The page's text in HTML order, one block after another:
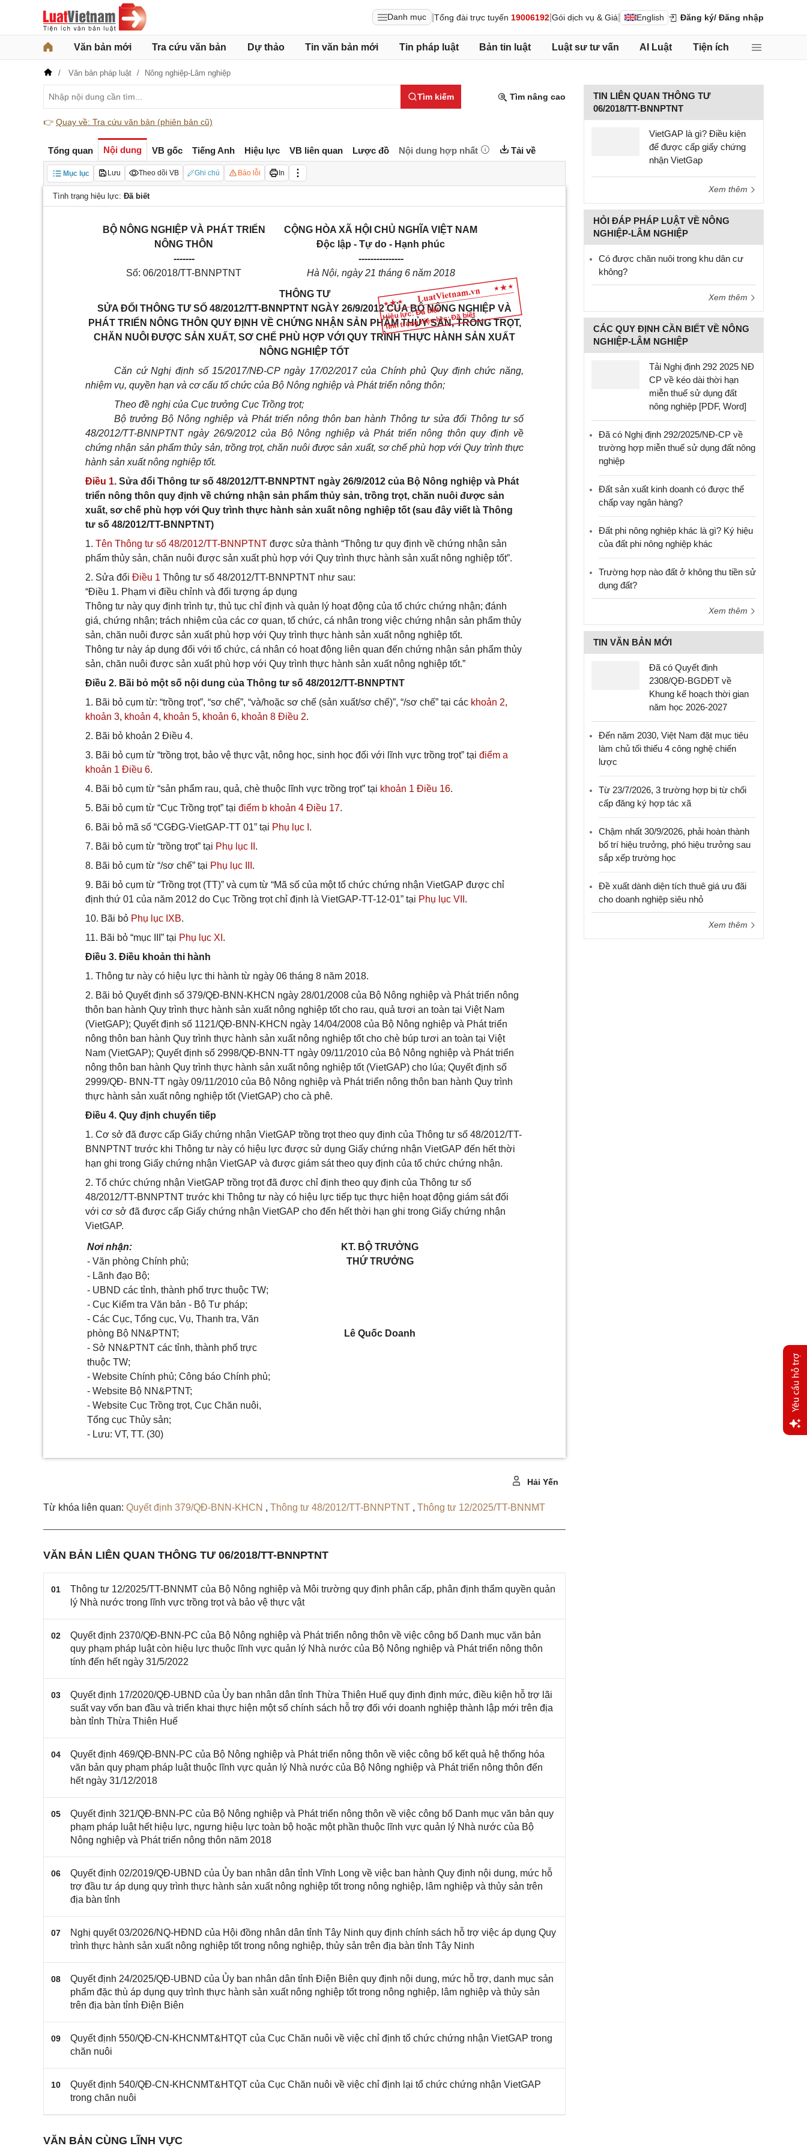
Danh mục Tổng đài trực tuyến 19006192 Gói dịch vụ & Giá English Đăng ký/ Đăng nhập
Văn bản mới Tra cứu văn bản Dự thảo Tin văn bản mới Tin pháp luật Bản tin luật Luật sư tư vấn AI Luật Tiện ích
Văn bản pháp luật Nông nghiệp-Lâm nghiệp
Tìm kiếm Tìm nâng cao
👉 Quay về: Tra cứu văn bản (phiên bản cũ)
Tổng quan Nội dung VB gốc Tiếng Anh Hiệu lực VB liên quan Lược đồ Nội dung hợp nhất Tải về
Mục lục Lưu Theo dõi VB Ghi chú Báo lỗi In
Tình trạng hiệu lực: Đã biết
Hiệu lực: Đã biết
Tình trạng hiệu lực: Đã biết
BỘ NÔNG NGHIỆP VÀ PH ÁT TRI Ể N
NÔNG THÔN
-------
Số: 06/2018/TT-BNNPTNT
CỘNG HÒA XÃ HỘI CHỦ NGHĨA VIỆT NAM
Độc lập - Tự do - Hạnh phúc
---------------
Hà Nội, ngày21 tháng 6năm 2018
THÔNG TƯ
SỬA ĐỔI THÔNG TƯ SỐ 48/2012/TT-BNNPTNT NGÀY 26/9/2012 CỦA BỘ NÔNG NGHIỆP VÀ
PHÁT TRIỂN NÔNG THÔN QUY ĐỊNH VỀ CHỨNG NHẬN SẢN PHẨM THỦY SẢN, TRỒNG TRỌT,
CHĂN NUÔI ĐƯỢC SẢN XUẤT, SƠ CHẾ PHÙ HỢP VỚI QUY TRÌNH THỰC HÀNH SẢN XUẤT
NÔNG NGHIỆP TỐT
Căn cứ Nghị định số 15/2017/NĐ-CP ngày 17/02/2017 của Chính phủ Quy định chức năng,
nhiệm vụ, quyền hạn và cơ cấu tổ chức của Bộ Nông nghiệp và Phát triển nông thôn;
Theo đề nghị của Cục trưởng Cục Trồng trọt;
Bộ trưởng Bộ Nông nghiệp và Phát triển nông thôn ban hành Thông tư sửa đổi Thông tư số
48/2012/TT-BNNPTNT ngày 26/9/2012 của Bộ Nông nghiệp và Phát triển nông thôn quy định về
chứng nhận sản phẩm thủy sản, trồng trọt, chăn nuôi được sản xuất, sơ chế phù hợp với Quy trình thực
hành sản xuất nông nghiệp tốt.
Điều 1. Sửa đổi Thông tư số 48/2012/TT-BNNPTNT ngày 26/9/2012 của Bộ Nông nghiệp và Phát
triển nông thôn quy định về chứng nhận sản phẩm thủy sản, trồng trọt, chăn nuôi được sản
xuất, sơ chế phù hợp với Quy trình thực hành sản xuất nông nghiệp tốt (sau đây viết là Thông
tư số 48/2012/TT-BNNPTNT)
1. Tên Thông tư số 48/2012/TT-BNNPTNT được sửa thành “Thông tư quy định về chứng nhận sản
phẩm thủy sản, chăn nuôi được sản xuất phù hợp với Quy trình thực hành sản xuất nông nghiệp tốt”.
2. Sửa đổi Điều 1 Thông tư số 48/2012/TT-BNNPTNT như sau:
“Điều 1. Phạm vi điều chỉnh và đối tượng áp dụng
Thông tư này quy định trình tự, thủ tục chỉ định và quản lý hoạt động của tổ chức chứng nhận; đánh
giá, chứng nhận; trách nhiệm của các cơ quan, tổ chức, cá nhân trong việc chứng nhận sản phẩm thủy
sản, chăn nuôi được sản xuất phù hợp với Quy trình thực hành sản xuất nông nghiệp tốt.
Thông tư này áp dụng đối với tổ chức, cá nhân có hoạt động liên quan đến chứng nhận sản phẩm thủy
sản, chăn nuôi được sản xuất phù hợp với Quy trình thực hành sản xuất nông nghiệp tốt.”
Điều 2. Bãi bỏ một số nội dung của Thông tư số 48/2012/TT-BNNPTNT
1. Bãi bỏ cụm từ: “trồng trọt”, “sơ chế”, “và/hoặc sơ chế (sản xuất/sơ chế)”, “/sơ chế” tại các khoản 2,
khoản 3, khoản 4, khoản 5, khoản 6, khoản 8 Điều 2.
2. Bãi bỏ khoản 2 Điều 4.
3. Bãi bỏ cụm từ “trồng trọt, bảo vệ thực vật, nông học, sinh học đối với lĩnh vực trồng trọt” tại điểm a
khoản 1 Điều 6.
4. Bãi bỏ cụm từ “sản phẩm rau, quả, chè thuộc lĩnh vực trồng trọt” tại khoản 1 Điều 16.
5. Bãi bỏ cụm từ “Cục Trồng trọt” tại điểm b khoản 4 Điều 17.
6. Bãi bỏ mã số “CGĐG-VietGAP-TT 01” tại Phụ lục I .
7. Bãi bỏ cụm từ “trồng trọt” tại Phụ lục II .
8. Bãi bỏ cụm từ “/sơ chế” tại Phụ lục III .
9. Bãi bỏ cụm từ “Trồng trọt (TT)” và cụm từ “Mã số của một tổ chức chứng nhận VietGAP được chỉ
định thứ 01 của năm 2012 do Cục Trồng trọt chỉ định là VietGAP-TT-12-01” tại Phụ lục VII .
10. Bãi bỏ Phụ lục IXB.
11. Bãi bỏ “mục III” tại Phụ lục XI .
Điều 3. Điều khoản thi hành
1. Thông tư này có hiệu lực thi hành từ ngày 06 tháng 8 năm 2018.
2. Bãi bỏ Quyết định số 379/QĐ-BNN-KHCN ngày 28/01/2008 của Bộ Nông nghiệp và Phát triển nông
thôn ban hành Quy trình thực hành sản xuất nông nghiệp tốt cho rau, quả tươi an toàn tại Việt Nam
(VietGAP); Quyết định số 1121/QĐ-BNN-KHCN ngày 14/04/2008 của Bộ Nông nghiệp và Phát triển
nông thôn ban hành Quy trình thực hành sản xuất nông nghiệp tốt cho chè búp tươi an toàn tại Việt
Nam (VietGAP); Quyết định số 2998/QĐ-BNN-TT ngày 09/11/2010 của Bộ Nông nghiệp và Phát triển
nông thôn ban hành Quy trình thực hành sản xuất nông nghiệp tốt (VietGAP) cho lúa; Quyết định số
2999/QĐ- BNN-TT ngày 09/11/2010 của Bộ Nông nghiệp và Phát triển nông thôn ban hành Quy trình
thực hành sản xuất nông nghiệp tốt (VietGAP) cho cà phê.
Điều 4. Quy định chuyển tiếp
1. Cơ sở đã được cấp Giấy chứng nhận VietGAP trồng trọt theo quy định của Thông tư số 48/2012/TT-
BNNPTNT trước khi Thông tư này có hiệu lực được sử dụng Giấy chứng nhận VietGAP đến hết thời
hạn ghi trong Giấy chứng nhận VietGAP và được giám sát theo quy định của tổ chức chứng nhận.
2. Tổ chức chứng nhận VietGAP trồng trọt đã được chỉ định theo quy định của Thông tư số
48/2012/TT-BNNPTNT trước khi Thông tư này có hiệu lực tiếp tục thực hiện hoạt động giám sát đối
với cơ sở đã được cấp Giấy chứng nhận VietGAP cho đến hết thời hạn ghi trong Giấy chứng nhận
VietGAP.
Nơi nhận:
- Văn phòng Chính phủ;
- Lãnh đạo Bộ;
- UBND các tỉnh, thành phố trực thuộc TW;
- Cục Kiểm tra Văn bản - Bộ Tư pháp;
- Các Cục, Tổng cục, Vụ, Thanh tra, Văn
phòng Bộ NN&PTNT;
- Sở NN&PTNT các tỉnh, thành phố trực
thuộc TW;
- Website Chính phủ; Công báo Chính phủ;
- Website Bộ NN&PTNT;
- Website Cục Trồng trọt, Cục Chăn nuôi,
Tổng cục Thủy sản;
- Lưu: VT, TT. (30)
KT. BỘ TRƯỞNG
THỨ TRƯỞNG
Lê Quốc Doanh
Hải Yến
Từ khóa liên quan: Quyết định 379/QĐ-BNN-KHCN , Thông tư 48/2012/TT-BNNPTNT , Thông tư 12/2025/TT-BNNMT
VĂN BẢN LIÊN QUAN THÔNG TƯ 06/2018/TT-BNNPTNT
01
Thông tư 12/2025/TT-BNNMT của Bộ Nông nghiệp và Môi trường quy định phân cấp, phân định thẩm quyền quản
lý Nhà nước trong lĩnh vực trồng trọt và bảo vệ thực vật
02
Quyết định 2370/QĐ-BNN-PC của Bộ Nông nghiệp và Phát triển nông thôn về việc công bố Danh mục văn bản
quy phạm pháp luật còn hiệu lực thuộc lĩnh vực quản lý Nhà nước của Bộ Nông nghiệp và Phát triển nông thôn
tính đến hết ngày 31/5/2022
03
Quyết định 17/2020/QĐ-UBND của Ủy ban nhân dân tỉnh Thừa Thiên Huế quy định định mức, điều kiện hỗ trợ lãi
suất vay vốn ban đầu và triển khai thực hiện một số chính sách hỗ trợ đối với doanh nghiệp thành lập mới trên địa
bàn tỉnh Thừa Thiên Huế
04
Quyết định 469/QĐ-BNN-PC của Bộ Nông nghiệp và Phát triển nông thôn về việc công bố kết quả hệ thống hóa
văn bản quy phạm pháp luật thuộc lĩnh vực quản lý Nhà nước của Bộ Nông nghiệp và Phát triển nông thôn đến
hết ngày 31/12/2018
05
Quyết định 321/QĐ-BNN-PC của Bộ Nông nghiệp và Phát triển nông thôn về việc công bố Danh mục văn bản quy
phạm pháp luật hết hiệu lực, ngưng hiệu lực toàn bộ hoặc một phần thuộc lĩnh vực quản lý Nhà nước của Bộ
Nông nghiệp và Phát triển nông thôn năm 2018
06
Quyết định 02/2019/QĐ-UBND của Ủy ban nhân dân tỉnh Vĩnh Long về việc ban hành Quy định nội dung, mức hỗ
trợ đầu tư áp dụng quy trình thực hành sản xuất nông nghiệp tốt trong nông nghiệp, lâm nghiệp và thủy sản trên
địa bàn tỉnh
07
Nghị quyết 03/2026/NQ-HĐND của Hội đồng nhân dân tỉnh Tây Ninh quy định chính sách hỗ trợ việc áp dụng Quy
trình thực hành sản xuất nông nghiệp tốt trong nông nghiệp, thủy sản trên địa bàn tỉnh Tây Ninh
08
Quyết định 24/2025/QĐ-UBND của Ủy ban nhân dân tỉnh Điện Biên quy định nội dung, mức hỗ trợ, danh mục sản
phẩm đặc thù áp dụng quy trình thực hành sản xuất nông nghiệp tốt trong nông nghiệp, lâm nghiệp và thủy sản
trên địa bàn tỉnh Điện Biên
09
Quyết định 550/QĐ-CN-KHCNMT&HTQT của Cục Chăn nuôi về việc chỉ định tổ chức chứng nhận VietGAP trong
chăn nuôi
10
Quyết định 540/QĐ-CN-KHCNMT&HTQT của Cục Chăn nuôi về việc chỉ định lại tổ chức chứng nhận VietGAP
trong chăn nuôi
VĂN BẢN CÙNG LĨNH VỰC
TIN LIÊN QUAN THÔNG TƯ
06/2018/TT-BNNPTNT
VietGAP là gì? Điều kiện
để được cấp giấy chứng
nhận VietGap
Xem thêm
HỎI ĐÁP PHÁP LUẬT VỀ NÔNG
NGHIỆP-LÂM NGHIỆP
Có được chăn nuôi trong khu dân cư
không?
Xem thêm
CÁC QUY ĐỊNH CẦN BIẾT VỀ NÔNG
NGHIỆP-LÂM NGHIỆP
Tải Nghị định 292 2025 NĐ
CP về kéo dài thời hạn
miễn thuế sử dụng đất
nông nghiệp [PDF, Word]
Đã có Nghị định 292/2025/NĐ-CP về
trường hợp miễn thuế sử dụng đất nông
nghiệp
Đất sản xuất kinh doanh có được thế
chấp vay ngân hàng?
Đất phi nông nghiệp khác là gì? Ký hiệu
của đất phi nông nghiệp khác
Trường hợp nào đất ở không thu tiền sử
dụng đất?
Xem thêm
TIN VĂN BẢN MỚI
Đã có Quyết định
2308/QĐ-BGDĐT về
Khung kế hoạch thời gian
năm học 2026-2027
Đến năm 2030, Việt Nam đặt mục tiêu
làm chủ tối thiểu 4 công nghệ chiến
lược
Từ 23/7/2026, 3 trường hợp bị từ chối
cấp đăng ký hợp tác xã
Chậm nhất 30/9/2026, phải hoàn thành
bố trí hiệu trưởng, phó hiệu trưởng sau
sắp xếp trường học
Đề xuất dành diện tích thuê giá ưu đãi
cho doanh nghiệp siêu nhỏ
Xem thêm